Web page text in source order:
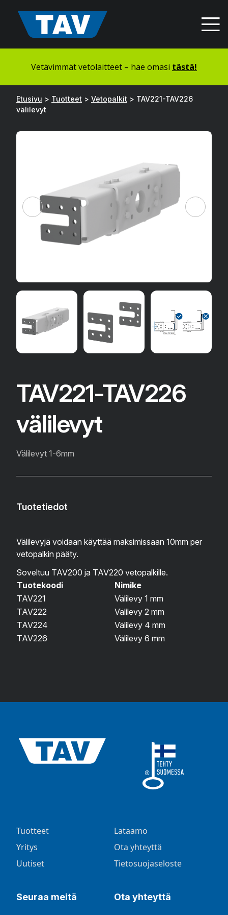
sisältöön
Vetävimmät vetolaitteet – hae omasi tästä!
Etusivu > Tuotteet > Vetopalkit > TAV221-TAV226
välilevyt
TAV221-TAV226
välilevyt
Välilevyt 1-6mm
Tuotetiedot
Välilevyjä voidaan käyttää maksimissaan 10mm per
vetopalkin pääty.
Soveltuu TAV200 ja TAV220 vetopalkille.
Tuotekoodi
Nimike
TAV221
Välilevy 1 mm
TAV222
Välilevy 2 mm
TAV224
Välilevy 4 mm
TAV226
Välilevy 6 mm
Tuotteet
Yritys
Uutiset
Lataamo
Ota yhteyttä
Tietosuojaseloste
Seuraa meitä Ota yhteyttä